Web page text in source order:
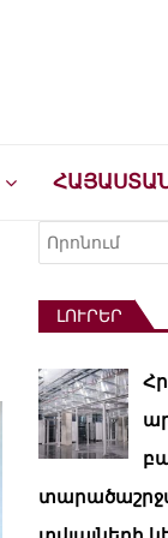
Որոնել
ԼՈՒՐԵՐ